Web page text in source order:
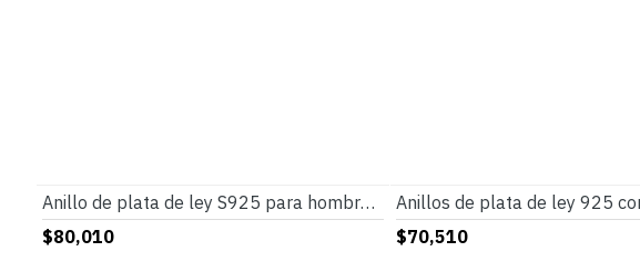
Anillo de plata de ley S925 para hombre, joyería hecha a mano de circonita azul, estilo Punk, regalo de San Valentín, regalo de aniversario
$80,010
$70,510